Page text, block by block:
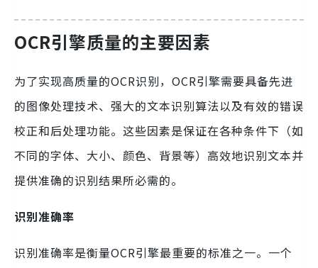
OCR引擎质量的主要因素
为了实现高质量的OCR识别，OCR引擎需要具备先进
的图像处理技术、强大的文本识别算法以及有效的错误
校正和后处理功能。这些因素是保证在各种条件下（如
不同的字体、大小、颜色、背景等）高效地识别文本并
提供准确的识别结果所必需的。
识别准确率
识别准确率是衡量OCR引擎最重要的标准之一。一个